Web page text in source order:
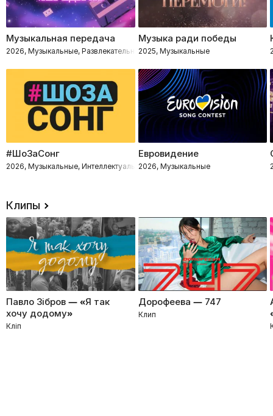
Музыкальная передача
2026, Музыкальные, Развлекательное, Импровизация, Интеллектуальное
Музыка ради победы
2025, Музыкальные
#ШоЗаСонг
2026, Музыкальные, Интеллектуальное, Развлекательное
Евровидение
2026, Музыкальные
Клипы
Павло Зібров — «Я так
хочу додому»
Кліп
Дорофеева — 747
Клип